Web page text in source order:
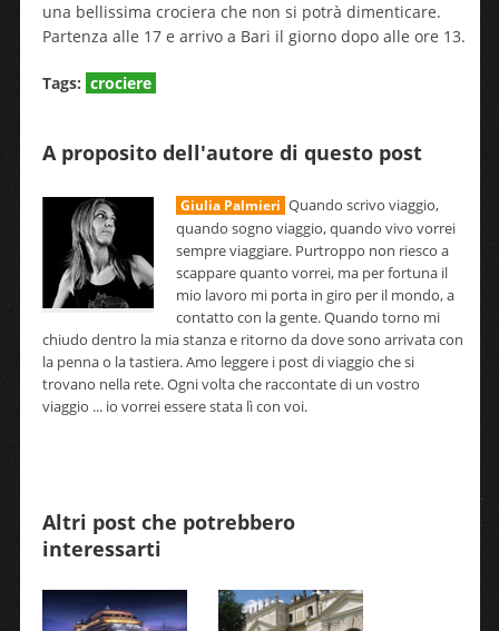
una bellissima crociera che non si potrà dimenticare.
Partenza alle 17 e arrivo a Bari il giorno dopo alle ore 13.
Tags: crociere
A proposito dell'autore di questo post
Giulia Palmieri Quando scrivo viaggio,
quando sogno viaggio, quando vivo vorrei
sempre viaggiare. Purtroppo non riesco a
scappare quanto vorrei, ma per fortuna il
mio lavoro mi porta in giro per il mondo, a
contatto con la gente. Quando torno mi
chiudo dentro la mia stanza e ritorno da dove sono arrivata con
la penna o la tastiera. Amo leggere i post di viaggio che si
trovano nella rete. Ogni volta che raccontate di un vostro
viaggio ... io vorrei essere stata lì con voi.
Altri post che potrebbero
interessarti